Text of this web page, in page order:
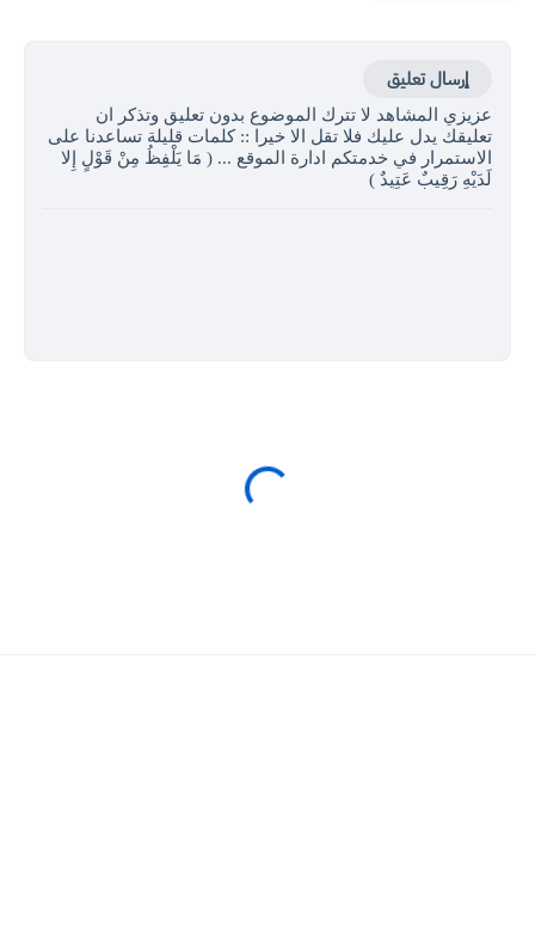
إرسال تعليق
عزيزي المشاهد لا تترك الموضوع بدون تعليق وتذكر ان
تعليقك يدل عليك فلا تقل الا خيرا :: كلمات قليلة تساعدنا على
الاستمرار في خدمتكم ادارة الموقع ... ( مَا يَلْفِظُ مِنْ قَوْلٍ إِلا
لَدَيْهِ رَقِيبٌ عَتِيدٌ )